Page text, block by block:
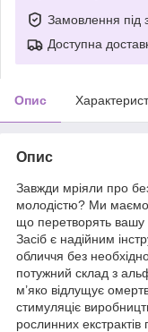
Замовлення під
Доступна
Опис
Опис
Завжди мріяли про
молодістю? Ми маємо
що перетворять вашу
Засіб є надійним
обличчя без
потужний склад з
м’яко відлущує
стимуляціє
рослинних